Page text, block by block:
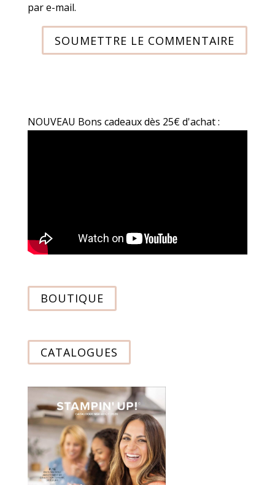
par e-mail.
SOUMETTRE LE COMMENTAIRE
NOUVEAU Bons cadeaux dès 25€ d'achat :
BOUTIQUE
CATALOGUES